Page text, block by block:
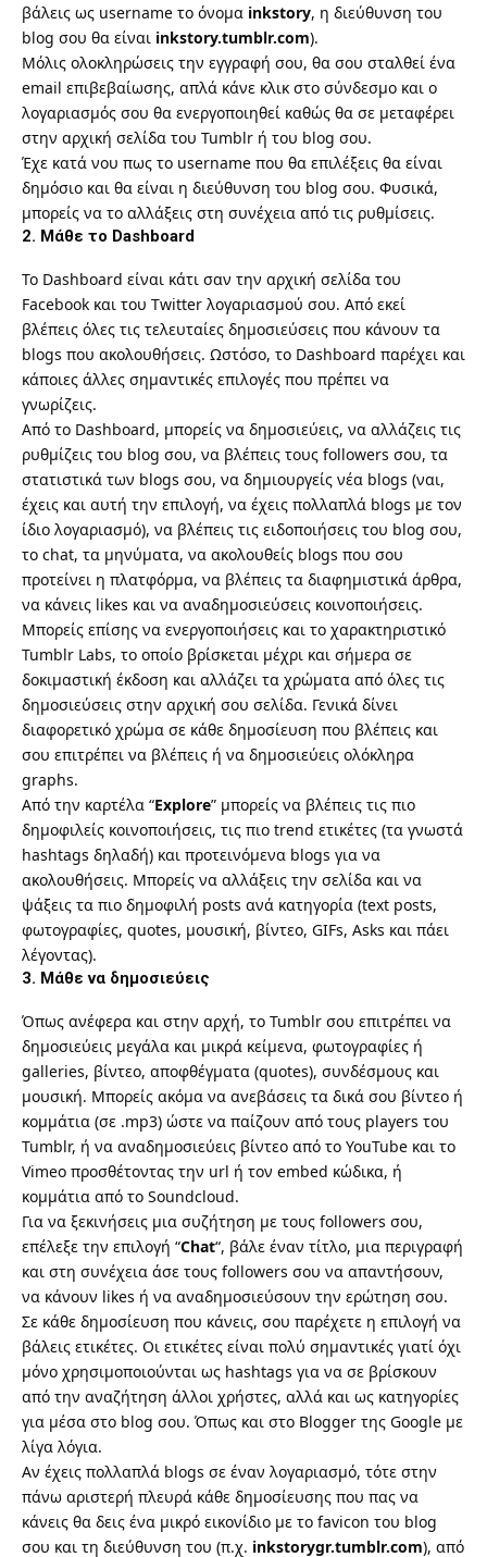
βάλεις ως username το όνομα inkstory, η διεύθυνση του
blog σου θα είναι inkstory.tumblr.com).
Μόλις ολοκληρώσεις την εγγραφή σου, θα σου σταλθεί ένα
email επιβεβαίωσης, απλά κάνε κλικ στο σύνδεσμο και ο
λογαριασμός σου θα ενεργοποιηθεί καθώς θα σε μεταφέρει
στην αρχική σελίδα του Tumblr ή του blog σου.
Έχε κατά νου πως το username που θα επιλέξεις θα είναι
δημόσιο και θα είναι η διεύθυνση του blog σου. Φυσικά,
μπορείς να το αλλάξεις στη συνέχεια από τις ρυθμίσεις.
2. Μάθε το Dashboard
Το Dashboard είναι κάτι σαν την αρχική σελίδα του
Facebook και του Twitter λογαριασμού σου. Από εκεί
βλέπεις όλες τις τελευταίες δημοσιεύσεις που κάνουν τα
blogs που ακολουθήσεις. Ωστόσο, το Dashboard παρέχει και
κάποιες άλλες σημαντικές επιλογές που πρέπει να
γνωρίζεις.
Από το Dashboard, μπορείς να δημοσιεύεις, να αλλάζεις τις
ρυθμίζεις του blog σου, να βλέπεις τους followers σου, τα
στατιστικά των blogs σου, να δημιουργείς νέα blogs (ναι,
έχεις και αυτή την επιλογή, να έχεις πολλαπλά blogs με τον
ίδιο λογαριασμό), να βλέπεις τις ειδοποιήσεις του blog σου,
το chat, τα μηνύματα, να ακολουθείς blogs που σου
προτείνει η πλατφόρμα, να βλέπεις τα διαφημιστικά άρθρα,
να κάνεις likes και να αναδημοσιεύσεις κοινοποιήσεις.
Μπορείς επίσης να ενεργοποιήσεις και το χαρακτηριστικό
Tumblr Labs, το οποίο βρίσκεται μέχρι και σήμερα σε
δοκιμαστική έκδοση και αλλάζει τα χρώματα από όλες τις
δημοσιεύσεις στην αρχική σου σελίδα. Γενικά δίνει
διαφορετικό χρώμα σε κάθε δημοσίευση που βλέπεις και
σου επιτρέπει να βλέπεις ή να δημοσιεύεις ολόκληρα
graphs.
Από την καρτέλα “Explore” μπορείς να βλέπεις τις πιο
δημοφιλείς κοινοποιήσεις, τις πιο trend ετικέτες (τα γνωστά
hashtags δηλαδή) και προτεινόμενα blogs για να
ακολουθήσεις. Μπορείς να αλλάξεις την σελίδα και να
ψάξεις τα πιο δημοφιλή posts ανά κατηγορία (text posts,
φωτογραφίες, quotes, μουσική, βίντεο, GIFs, Asks και πάει
λέγοντας).
3. Μάθε να δημοσιεύεις
Όπως ανέφερα και στην αρχή, το Tumblr σου επιτρέπει να
δημοσιεύεις μεγάλα και μικρά κείμενα, φωτογραφίες ή
galleries, βίντεο, αποφθέγματα (quotes), συνδέσμους και
μουσική. Μπορείς ακόμα να ανεβάσεις τα δικά σου βίντεο ή
κομμάτια (σε .mp3) ώστε να παίζουν από τους players του
Tumblr, ή να αναδημοσιεύεις βίντεο από το YouTube και το
Vimeo προσθέτοντας την url ή τον embed κώδικα, ή
κομμάτια από το Soundcloud.
Για να ξεκινήσεις μια συζήτηση με τους followers σου,
επέλεξε την επιλογή “Chat“, βάλε έναν τίτλο, μια περιγραφή
και στη συνέχεια άσε τους followers σου να απαντήσουν,
να κάνουν likes ή να αναδημοσιεύσουν την ερώτηση σου.
Σε κάθε δημοσίευση που κάνεις, σου παρέχετε η επιλογή να
βάλεις ετικέτες. Οι ετικέτες είναι πολύ σημαντικές γιατί όχι
μόνο χρησιμοποιούνται ως hashtags για να σε βρίσκουν
από την αναζήτηση άλλοι χρήστες, αλλά και ως κατηγορίες
για μέσα στο blog σου. Όπως και στο Blogger της Google με
λίγα λόγια.
Αν έχεις πολλαπλά blogs σε έναν λογαριασμό, τότε στην
πάνω αριστερή πλευρά κάθε δημοσίευσης που πας να
κάνεις θα δεις ένα μικρό εικονίδιο με το favicon του blog
σου και τη διεύθυνση του (π.χ. inkstorygr.tumblr.com), από